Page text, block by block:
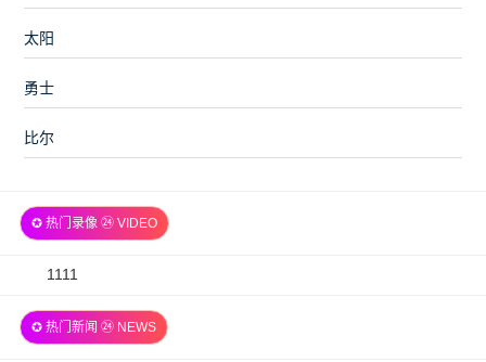
太阳
勇士
比尔
✪ 热门录像 ㉔ VIDEO
2026-
06
1111
✪ 热门新闻 ㉔ NEWS